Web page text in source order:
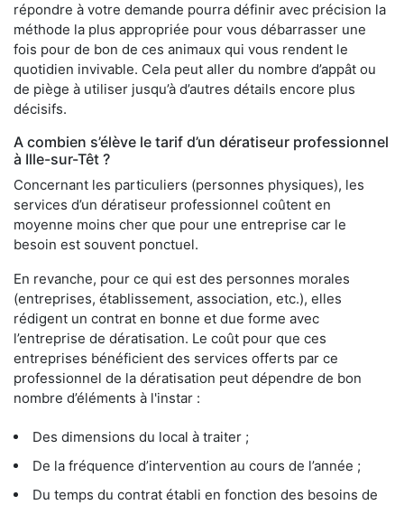
répondre à votre demande pourra définir avec précision la
méthode la plus appropriée pour vous débarrasser une
fois pour de bon de ces animaux qui vous rendent le
quotidien invivable. Cela peut aller du nombre d’appât ou
de piège à utiliser jusqu’à d’autres détails encore plus
décisifs.
A combien s’élève le tarif d’un dératiseur professionnel
à Ille-sur-Têt ?
Concernant les particuliers (personnes physiques), les
services d’un dératiseur professionnel coûtent en
moyenne moins cher que pour une entreprise car le
besoin est souvent ponctuel.
En revanche, pour ce qui est des personnes morales
(entreprises, établissement, association, etc.), elles
rédigent un contrat en bonne et due forme avec
l’entreprise de dératisation. Le coût pour que ces
entreprises bénéficient des services offerts par ce
professionnel de la dératisation peut dépendre de bon
nombre d’éléments à l'instar :
Des dimensions du local à traiter ;
De la fréquence d’intervention au cours de l’année ;
Du temps du contrat établi en fonction des besoins de